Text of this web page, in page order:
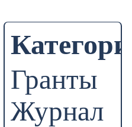
Категории
Гранты
Журнал